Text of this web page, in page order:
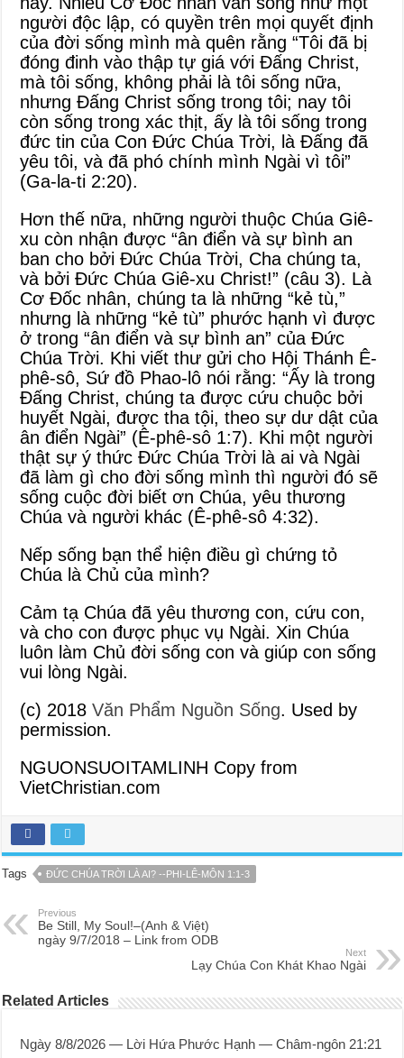
người độc lập, có quyền trên mọi quyết định
của đời sống mình mà quên rằng “Tôi đã bị
đóng đinh vào thập tự giá với Đấng Christ,
mà tôi sống, không phải là tôi sống nữa,
nhưng Đấng Christ sống trong tôi; nay tôi
còn sống trong xác thịt, ấy là tôi sống trong
đức tin của Con Đức Chúa Trời, là Đấng đã
yêu tôi, và đã phó chính mình Ngài vì tôi”
(Ga-la-ti 2:20).
Hơn thế nữa, những người thuộc Chúa Giê-
xu còn nhận được “ân điển và sự bình an
ban cho bởi Đức Chúa Trời, Cha chúng ta,
và bởi Đức Chúa Giê-xu Christ!” (câu 3). Là
Cơ Đốc nhân, chúng ta là những “kẻ tù,”
nhưng là những “kẻ tù” phước hạnh vì được
ở trong “ân điển và sự bình an” của Đức
Chúa Trời. Khi viết thư gửi cho Hội Thánh Ê-
phê-sô, Sứ đồ Phao-lô nói rằng: “Ấy là trong
Đấng Christ, chúng ta được cứu chuộc bởi
huyết Ngài, được tha tội, theo sự dư dật của
ân điển Ngài” (Ê-phê-sô 1:7). Khi một người
thật sự ý thức Đức Chúa Trời là ai và Ngài
đã làm gì cho đời sống mình thì người đó sẽ
sống cuộc đời biết ơn Chúa, yêu thương
Chúa và người khác (Ê-phê-sô 4:32).
Nếp sống bạn thể hiện điều gì chứng tỏ
Chúa là Chủ của mình?
Cảm tạ Chúa đã yêu thương con, cứu con,
và cho con được phục vụ Ngài. Xin Chúa
luôn làm Chủ đời sống con và giúp con sống
vui lòng Ngài.
(c) 2018Văn Phẩm Nguồn Sống. Used by
permission.
NGUONSUOITAMLINH Copy from
VietChristian.com
Tags ĐỨC CHÚA TRỜI LÀ AI? --PHI-LÊ-MÔN 1:1-3
Previous
Be Still, My Soul!–(Anh & Việt)
ngày 9/7/2018 – Link from ODB
Next
Lạy Chúa Con Khát Khao Ngài
Related Articles
Ngày 8/8/2026 — Lời Hứa Phước Hạnh — Châm-ngôn 21:21